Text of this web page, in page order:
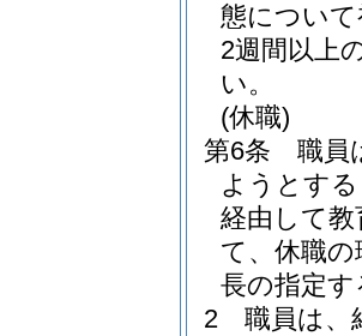
態につい
2週間以上
い。
(休職)
第6条
職員
ようとす
経由して
て、休職
長の指定
2
職員は、